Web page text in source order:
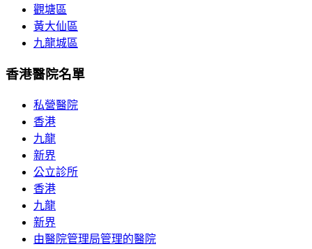
觀塘區
黃大仙區
九龍城區
香港醫院名單
私營醫院
香港
九龍
新界
公立診所
香港
九龍
新界
由醫院管理局管理的醫院